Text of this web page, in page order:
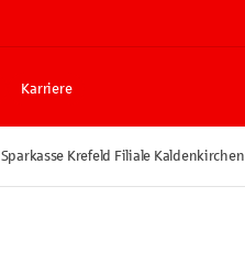
Karriere
Sparkasse Krefeld Filiale Kaldenkirchen